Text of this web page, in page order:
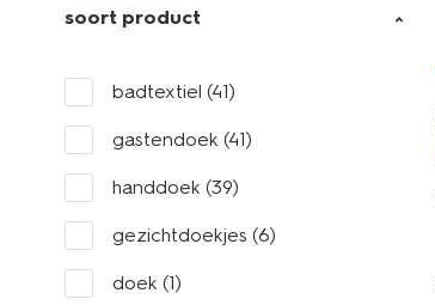
soort product
badtextiel (41)
gastendoek (41)
handdoek (39)
gezichtdoekjes (6)
doek (1)